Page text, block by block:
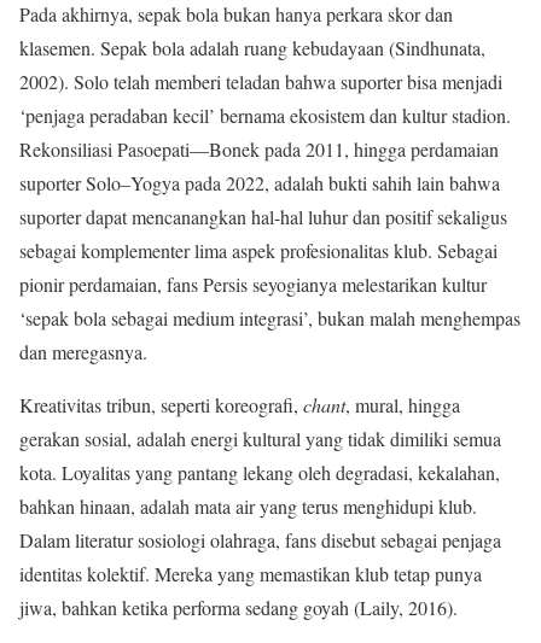
Pada akhirnya, sepak bola bukan hanya perkara skor dan
klasemen. Sepak bola adalah ruang kebudayaan (Sindhunata,
2002). Solo telah memberi teladan bahwa suporter bisa menjadi
‘penjaga peradaban kecil’ bernama ekosistem dan kultur stadion.
Rekonsiliasi Pasoepati—Bonek pada 2011, hingga perdamaian
suporter Solo–Yogya pada 2022, adalah bukti sahih lain bahwa
suporter dapat mencanangkan hal-hal luhur dan positif sekaligus
sebagai komplementer lima aspek profesionalitas klub. Sebagai
pionir perdamaian, fans Persis seyogianya melestarikan kultur
‘sepak bola sebagai medium integrasi’, bukan malah menghempas
dan meregasnya.
Kreativitas tribun, seperti koreografi, chant, mural, hingga
gerakan sosial, adalah energi kultural yang tidak dimiliki semua
kota. Loyalitas yang pantang lekang oleh degradasi, kekalahan,
bahkan hinaan, adalah mata air yang terus menghidupi klub.
Dalam literatur sosiologi olahraga, fans disebut sebagai penjaga
identitas kolektif. Mereka yang memastikan klub tetap punya
jiwa, bahkan ketika performa sedang goyah (Laily, 2016).